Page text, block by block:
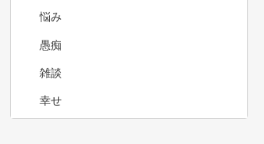
悩み
愚痴
雑談
幸せ